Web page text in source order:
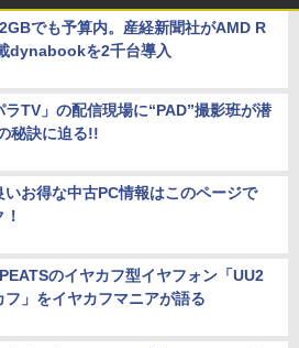
でも予算内。産経新聞社がAMD R
dynabookを2千台導入
ラTV」の配信現場に“PAD”撮影班が潜
秘訣に迫る!!
いお得な中古PC情報はこのページで
のイヤカフ型イヤフォン「UU2
フ」をイヤカフマニアが語る